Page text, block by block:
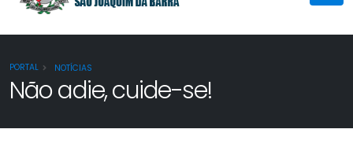
PORTAL NOTÍCIAS
Não adie, cuide-se!